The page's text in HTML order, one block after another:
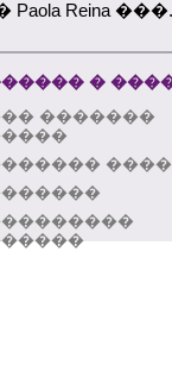
Reina
�
�������